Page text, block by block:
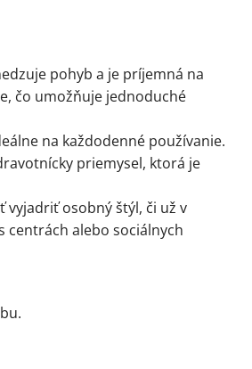
pohyb a je príjemná na
čo umožňuje jednoduché
na každodenné používanie.
priemysel, ktorá je
vyjadriť osobný štýl, či už v
centrách alebo sociálnych